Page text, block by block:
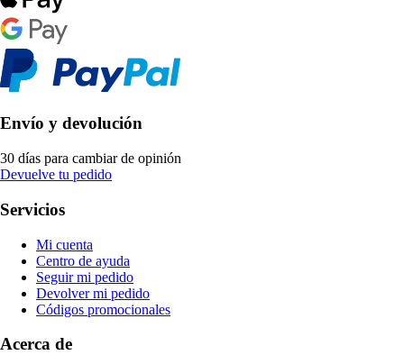
Envío y devolución
30 días para cambiar de opinión
Devuelve tu pedido
Servicios
Mi cuenta
Centro de ayuda
Seguir mi pedido
Devolver mi pedido
Códigos promocionales
Acerca de